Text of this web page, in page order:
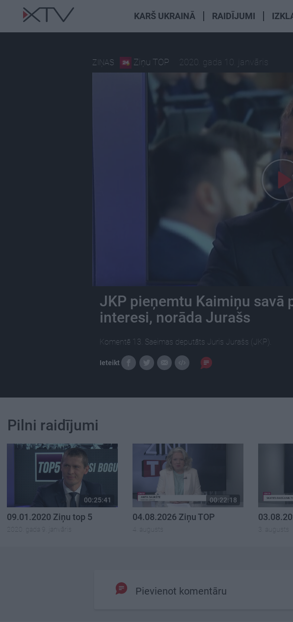
KARŠ UKRAINĀ RAIDĪJUMI
ZIŅAS Ziņu TOP 2020. gada 10. janvāris
JKP pieņemtu Kaimiņu savā
interesi, norāda Jurašs
Komentē 13. Saeimas deputāts Juris Jurašs (JKP).
Ieteikt
Pilni raidījumi
00:25:41
09.01.2020 Ziņu top 5
2020. gada 9. janvāris
00:22:18
04.08.2026 Ziņu TOP
4. augusts 3. augusts
Pievienot komentāru